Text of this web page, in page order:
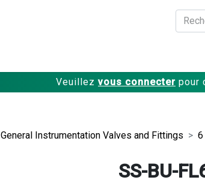
Veuillez vous connecter pour
General Instrumentation Valves and Fittings 6
SS-BU-